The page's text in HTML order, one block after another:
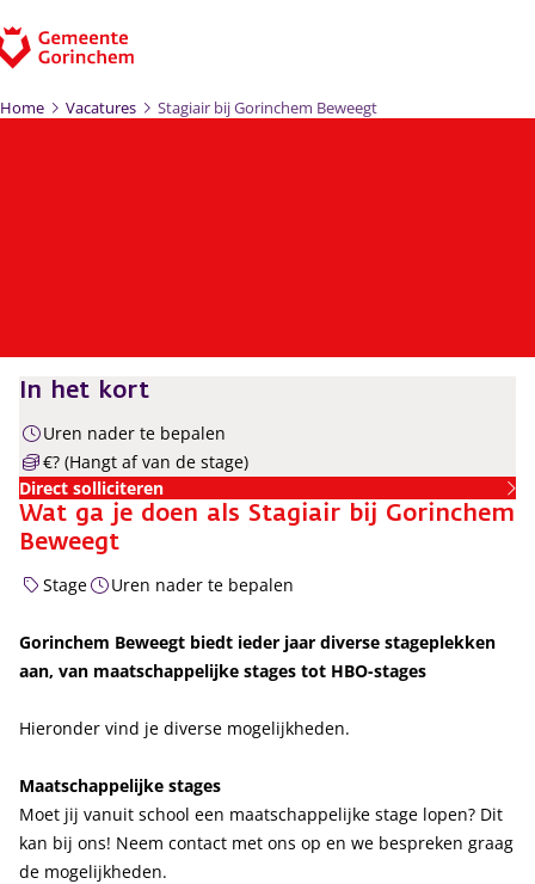
Home Vacatures Stagiair bij Gorinchem Beweegt
Wat ga je doen als Stagiair bij Gorinchem
Beweegt
Stage Uren nader te bepalen
Gorinchem Beweegt biedt ieder jaar diverse stageplekken
aan, van maatschappelijke stages tot HBO-stages
Hieronder vind je diverse mogelijkheden.
Maatschappelijke stages
Moet jij vanuit school een maatschappelijke stage lopen? Dit
kan bij ons! Neem contact met ons op en we bespreken graag
de mogelijkheden.
In het kort
Uren nader te bepalen
€? (Hangt af van de stage)
Direct solliciteren